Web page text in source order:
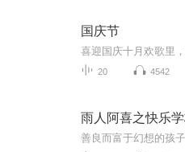
国庆节
20 4542
雨人阿喜之快乐